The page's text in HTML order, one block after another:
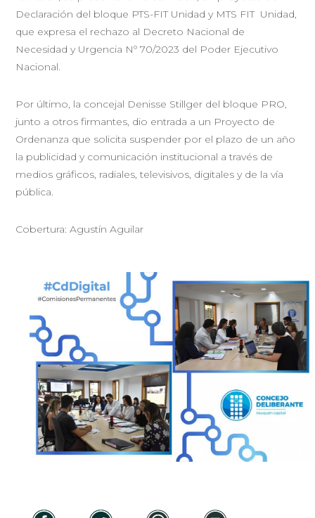
Declaración del bloque PTS-FIT Unidad y MTS FIT Unidad,
que expresa el rechazo al Decreto Nacional de
Necesidad y Urgencia Nº 70/2023 del Poder Ejecutivo
Nacional.
Por último, la concejal Denisse Stillger del bloque PRO,
junto a otros firmantes, dio entrada a un Proyecto de
Ordenanza que solicita suspender por el plazo de un año
la publicidad y comunicación institucional a través de
medios gráficos, radiales, televisivos, digitales y de la vía
pública.
Cobertura: Agustín Aguilar